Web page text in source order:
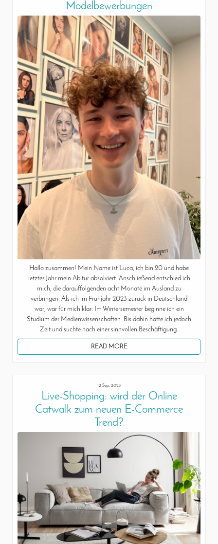
Modelbewerbungen
Hallo zusammen! Mein Name ist Luca, ich bin 20 und habe
letztes Jahr mein Abitur absolviert. Anschließend entschied ich
mich, die darauffolgenden acht Monate im Ausland zu
verbringen. Als ich im Frühjahr 2023 zurück in Deutschland
war, war für mich klar: Im Wintersemester beginne ich ein
Studium der Medienwissenschaften. Bis dahin hatte ich jedoch
Zeit und suchte nach einer sinnvollen Beschäftigung.
READ MORE
12 Sep, 2023
Live-Shopping: wird der Online
Catwalk zum neuen E-Commerce
Trend?